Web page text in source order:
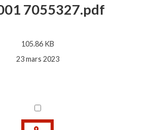
7055327.pdf
105.86 KB
23 mars 2023